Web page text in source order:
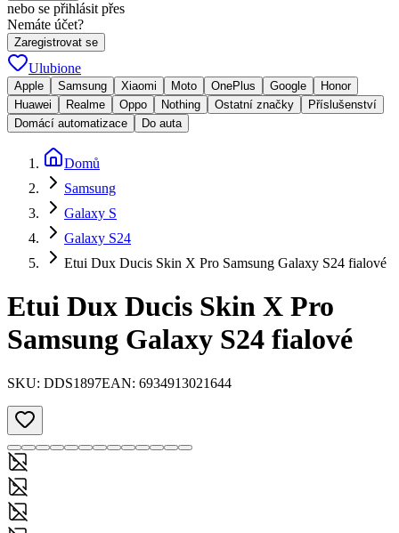
nebo se přihlásit přes
Nemáte účet?
Zaregistrovat se
Ulubione
Apple Samsung Xiaomi Moto OnePlus Google
Honor
Huawei
Realme Oppo Nothing Ostatní značky
Příslušenství
Domácí automatizace
Do auta
Domů
Samsung
Galaxy S
Galaxy S24
Etui Dux Ducis Skin X Pro Samsung Galaxy S24 fialové
Etui Dux Ducis Skin X Pro
Samsung Galaxy S24 fialové
SKU: DDS1897EAN: 6934913021644